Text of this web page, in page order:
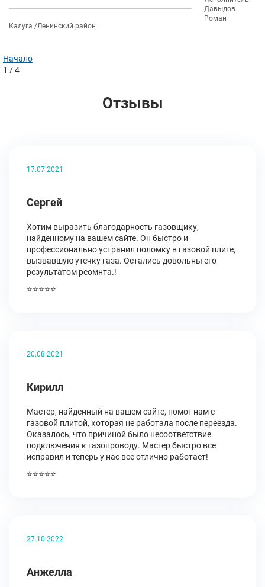
Калуга /Ленинский район
Давыдов
Роман
Начало
1 / 4
Отзывы
17.07.2021
Сергей
Хотим выразить благодарность газовщику,
найденному на вашем сайте. Он быстро и
профессионально устранил поломку в газовой плите,
вызвавшую утечку газа. Остались довольны его
результатом реомнта.!
⭐⭐⭐⭐⭐
20.08.2021
Кирилл
Мастер, найденный на вашем сайте, помог нам с
газовой плитой, которая не работала после переезда.
Оказалось, что причиной было несоответствие
подключения к газопроводу. Мастер быстро все
исправил и теперь у нас все отлично работает!
⭐⭐⭐⭐⭐
27.10.2022
Анжелла